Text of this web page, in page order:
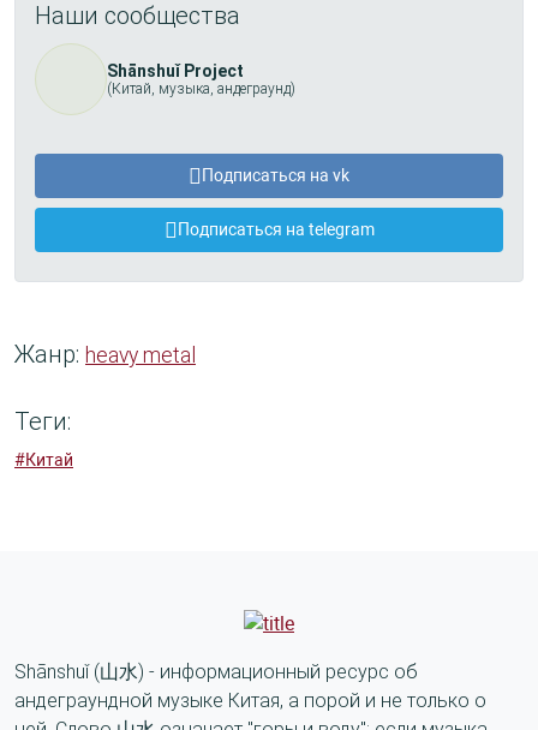
Наши сообщества
Shānshuǐ Project
(Китай, музыка, андеграунд)
Подписаться на vk
Подписаться на telegram
Жанр: heavy metal
Теги:
#Китай
Shānshuǐ (山水) - информационный ресурс об
андеграундной музыке Китая, а порой и не только о